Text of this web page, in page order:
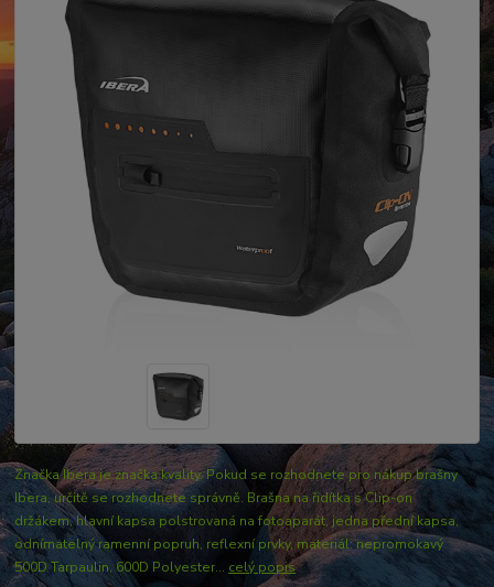
Značka Ibera je značka kvality. Pokud se rozhodnete pro nákup brašny
Ibera, určitě se rozhodnete správně. Brašna na řidítka s Clip-on
držákem, hlavní kapsa polstrovaná na fotoaparát, jedna přední kapsa,
odnímatelný ramenní popruh, reflexní prvky, materiál: nepromokavý
500D Tarpaulin, 600D Polyester... celý popis